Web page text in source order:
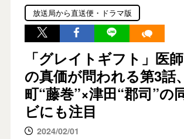
放送局から直送便・ドラマ版
「グレイトギフト」医
の真価が問われる第3話
町“藤巻”×津田“郡司”の
ビにも注目
2024/02/01